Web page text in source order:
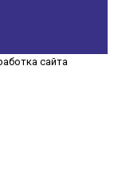
сайта